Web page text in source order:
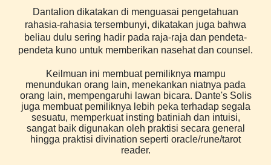
Dantalion dikatakan di menguasai pengetahuan
rahasia-rahasia tersembunyi, dikatakan juga bahwa
beliau dulu sering hadir pada raja-raja dan pendeta-
pendeta kuno untuk memberikan nasehat dan counsel.
Keilmuan ini membuat pemiliknya mampu
menundukan orang lain, menekankan niatnya pada
orang lain, mempengaruhi lawan bicara. Dante's Solis
juga membuat pemiliknya lebih peka terhadap segala
sesuatu, memperkuat insting batiniah dan intuisi,
sangat baik digunakan oleh praktisi secara general
hingga praktisi divination seperti oracle/rune/tarot
reader.